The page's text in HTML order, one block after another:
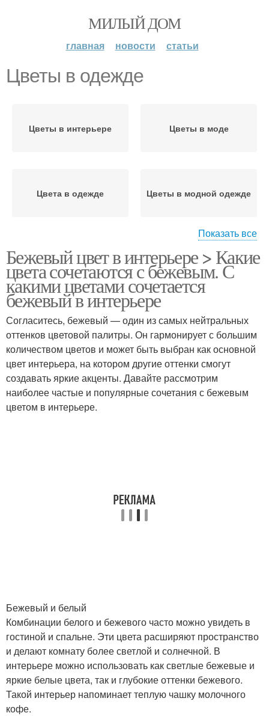
МИЛЫЙ ДОМ
главная новости статьи
Цветы в одежде
Цветы в интерьере Цветы в моде
Цвета в одежде Цветы в модной одежде
Сочетание в одежде Сочетания в одежде
Обзор по бежевому
цвету
Цвета в разных стилях
Цвета в интерьере
Показать все
Бежевый цвет в интерьере > Какие
цвета сочетаются с бежевым. С
какими цветами сочетается
бежевый в интерьере
Согласитесь, бежевый — один из самых нейтральных
оттенков цветовой палитры. Он гармонирует с большим
количеством цветов и может быть выбран как основной
цвет интерьера, на котором другие оттенки смогут
создавать яркие акценты. Давайте рассмотрим
наиболее частые и популярные сочетания с бежевым
цветом в интерьере.
Бежевый и белый
Комбинации белого и бежевого часто можно увидеть в
гостиной и спальне. Эти цвета расширяют пространство
и делают комнату более светлой и солнечной. В
интерьере можно использовать как светлые бежевые и
яркие белые цвета, так и глубокие оттенки бежевого.
Такой интерьер напоминает теплую чашку молочного
кофе.